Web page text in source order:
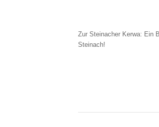
Zur Steinacher Kerwa: Ein
Steinach!